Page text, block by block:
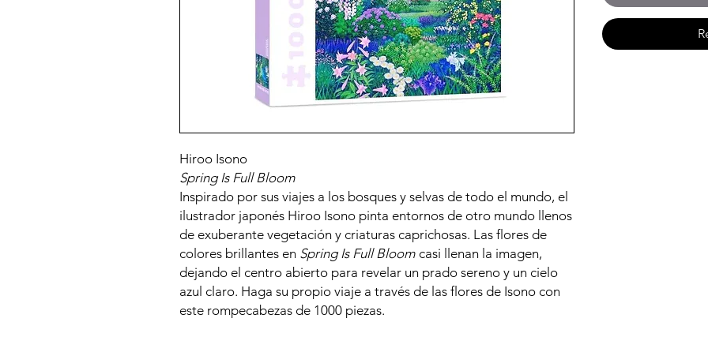
Hiroo Isono
Spring Is Full Bloom
Inspirado por sus viajes a los bosques y selvas de todo el mundo, el
ilustrador japonés Hiroo Isono pinta entornos de otro mundo llenos
de exuberante vegetación y criaturas caprichosas. Las flores de
colores brillantes en Spring Is Full Bloom casi llenan la imagen,
dejando el centro abierto para revelar un prado sereno y un cielo
azul claro. Haga su propio viaje a través de las flores de Isono con
este rompecabezas de 1000 piezas.